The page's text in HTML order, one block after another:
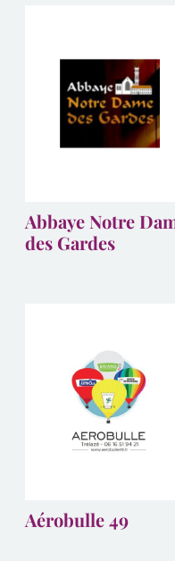
Abbaye Notre
des Gardes
Aérobulle 49